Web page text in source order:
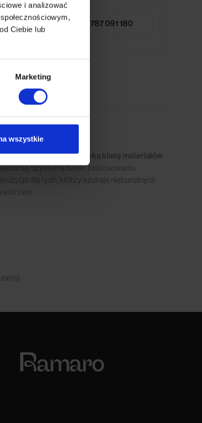
i analizować
Ciebie lub
Marketing
wszystkie
tkanin lub
787 091 180
wzornictwo i wysoką klasę materiałów.
uzyskaną dzięki zastosowaniu
dla tych, którzy szukają niebanalnych